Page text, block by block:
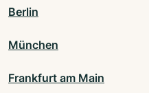
Berlin
München
Frankfurt am Main